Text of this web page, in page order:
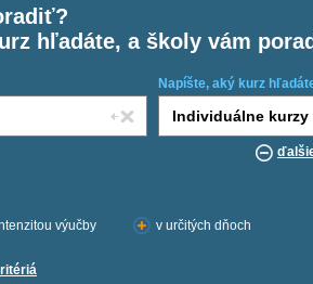
hľadáte, a školy vám
Napíšte, aký kurz
výučby v určitých dňoch